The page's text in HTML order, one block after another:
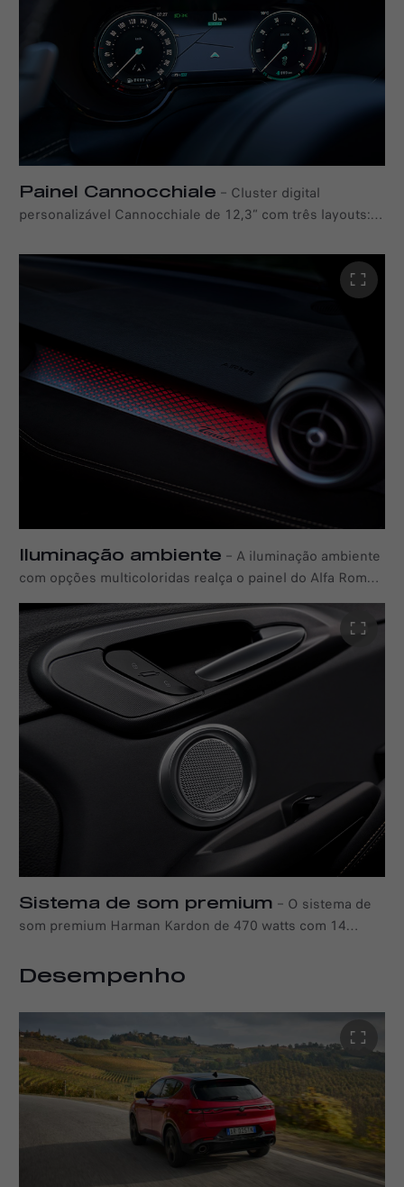
seu Alfa Romeo às suas necessidades. Os Serviços Alfa
Connect com Alexa* Voice Service dar-lhe-ão uma
sensação de estar em casa enquanto estiver na estrada.
*Amazon, Alexa e todos os logótipos relacionados são marcas comerciais da
Painel Cannocchiale – Cluster digital
personalizável Cannocchiale de 12,3” com três layouts:
apresentam um Electro-Biscione que altera o seu
contorno de acordo com o estado do motor elétrico.
Iluminação ambiente – A iluminação ambiente
com opções multicoloridas realça o painel do Alfa Romeo
Tonale Ibrida Plug-in Q4, adicionando profundidade e
elegância moderna.
Sistema de som premium – O sistema de
som premium Harman Kardon de 470 watts com 14
e perfeito.
Desempenho